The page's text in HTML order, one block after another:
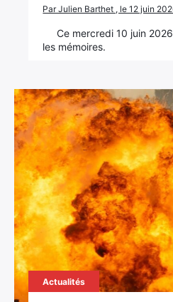
Par Julien Barthet , le 12 juin
Ce mercredi 10 juin
les mémoires.
Actualités